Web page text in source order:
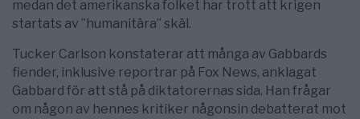
medan det amerikanska folket har trott att krigen
startats av ”humanitära” skäl.
Tucker Carlson konstaterar att många av Gabbards
fiender, inklusive reportrar på Fox News, anklagat
Gabbard för att stå på diktatorernas sida. Han frågar
om någon av hennes kritiker någonsin debatterat mot